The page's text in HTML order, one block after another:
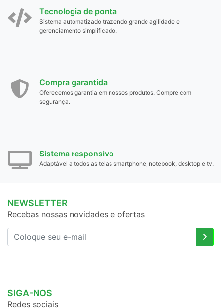
Tecnologia de ponta
Sistema automatizado trazendo grande agilidade e
gerenciamento simplificado.
Compra garantida
Oferecemos garantia em nossos produtos. Compre com
segurança.
Sistema responsivo
Adaptável a todos as telas smartphone, notebook, desktop e tv.
NEWSLETTER
Recebas nossas novidades e ofertas
SIGA-NOS
Redes sociais